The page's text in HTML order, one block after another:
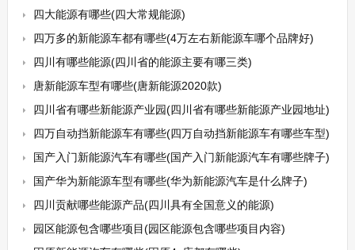
四大能源有哪些(四大常规能源)
四万多的新能源车都有哪些(4万左右新能源车哪个品牌好)
四川有哪些能源(四川省的能源主要有哪三类)
唐新能源车型有哪些(唐新能源2020款)
四川省有哪些新能源产业园(四川省有哪些新能源产业园地址)
四万自动挡新能源车有哪些(四万自动挡新能源车有哪些车型)
国产入门新能源汽车有哪些(国产入门新能源汽车有哪些牌子)
国产华为新能源车型有哪些(华为新能源汽车是什么牌子)
四川贡献哪些能源产品(四川具有全国意义的能源)
园区能源包含哪些项目(园区能源包含哪些项目内容)